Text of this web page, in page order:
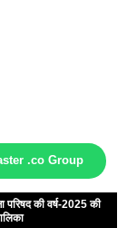
.co Group
परिषद की वर्ष-2025 की